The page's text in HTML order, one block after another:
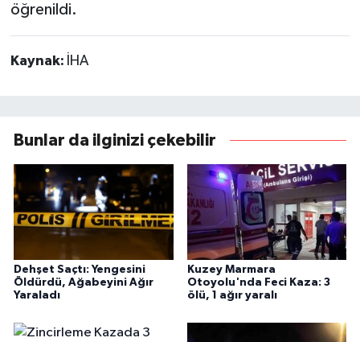
öğrenildi.
Kaynak: İHA
Bunlar da ilginizi çekebilir
Dehşet Saçtı: Yengesini
Öldürdü, Ağabeyini Ağır
Yaraladı
Kuzey Marmara
Otoyolu'nda Feci Kaza: 3
ölü, 1 ağır yaralı